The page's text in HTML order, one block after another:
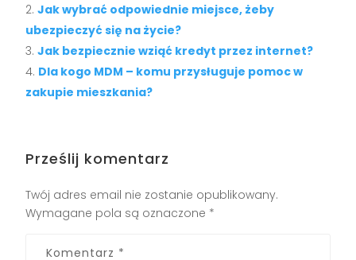
Jak wybrać odpowiednie miejsce, żeby
ubezpieczyć się na życie?
Jak bezpiecznie wziąć kredyt przez internet?
Dla kogo MDM – komu przysługuje pomoc w
zakupie mieszkania?
Prześlij komentarz
Twój adres email nie zostanie opublikowany.
Wymagane pola są oznaczone *